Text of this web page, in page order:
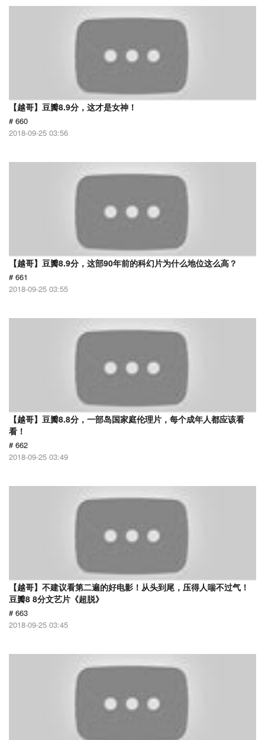
【越哥】豆瓣8.9分，这才是女神！
# 660
2018-09-25 03:56
【越哥】豆瓣8.9分，这部90年前的科幻片为什么地位这么高？
# 661
2018-09-25 03:55
【越哥】豆瓣8.8分，一部岛国家庭伦理片，每个成年人都应该看
看！
# 662
2018-09-25 03:49
【越哥】不建议看第二遍的好电影！从头到尾，压得人喘不过气！
豆瓣8 8分文艺片《超脱》
# 663
2018-09-25 03:45